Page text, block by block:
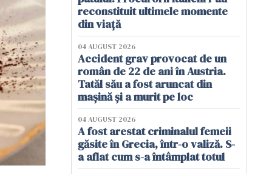
reconstituit ultimele momente
din viață
04 AUGUST 2026
Accident grav provocat de un
român de 22 de ani în Austria.
Tatăl său a fost aruncat din
mașină și a murit pe loc
04 AUGUST 2026
A fost arestat criminalul femeii
găsite în Grecia, într-o valiză. S-
a aflat cum s-a întâmplat totul